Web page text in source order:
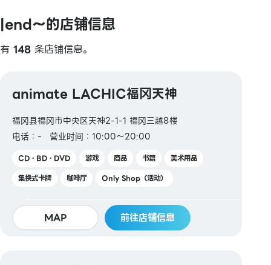
|end〜的店铺信息
有 148 条店铺信息。
animate LACHIC福冈天神
福冈县福冈市中央区天神2-1-1 福冈三越8楼
电话：-
营业时间：10:00～20:00
CD・BD・DVD 游戏 商品 书籍
美术用品
集换式卡牌
咖啡厅 Only Shop（活动）
MAP 前往店铺信息